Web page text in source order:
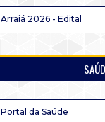
Arraiá 2026 - Edital
Portal da Saúde